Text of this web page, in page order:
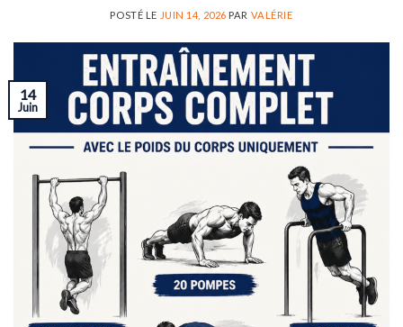
POSTÉ LE JUIN 14, 2026 PAR VALÉRIE
14
Juin